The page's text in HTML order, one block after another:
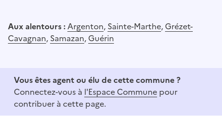
Aux alentours :Argenton, Sainte-Marthe,Grézet-
Cavagnan, Samazan,Guérin
Vous êtes agent ou élu de cette commune ?
Connectez-vous à l'Espace Commune pour
contribuer à cette page.